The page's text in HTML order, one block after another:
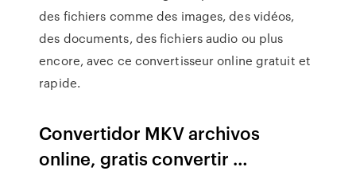
des fichiers comme des images, des vidéos,
des documents, des fichiers audio ou plus
encore, avec ce convertisseur online gratuit et
rapide.
Convertidor MKV archivos
online, gratis convertir …